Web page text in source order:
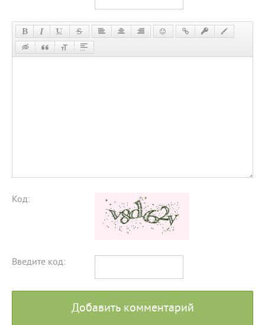
Код:
Введите код:
Добавить комментарий